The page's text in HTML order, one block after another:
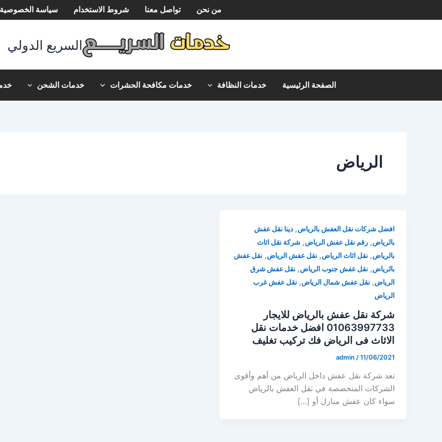
إلى
من نحن تواصل معنا شروط الاستخدام سياسة الخصوصية
السريع الدولي
الصفحة الرئيسية خدمات النظافة خدمات مكافحة الحشرات خدمات الشحن
الرياض
افضل شركات نقل العفش بالرياض, دينا نقل عفش
بالرياض, رقم نقل عفش الرياض, شركة نقل اثاث
بالرياض, نقل اثاث الرياض, نقل عفش الرياض, نقل عفش
بالرياض, نقل عفش جنوب الرياض, نقل عفش شرق
الرياض, نقل عفش شمال الرياض, نقل عفش غرب
الرياض
شركة نقل عفش بالرياض للايجار
01063997733 افضل خدمات نقل
الاثاث فى الرياض فك تركيب تغليف
admin /11/06/2021
تعد شركة نقل عفش داخل الرياض من أهم وأقوى
الشركات المتخصصة في نقل العفش بالرياض
سواء كان عفش منازل أو […]